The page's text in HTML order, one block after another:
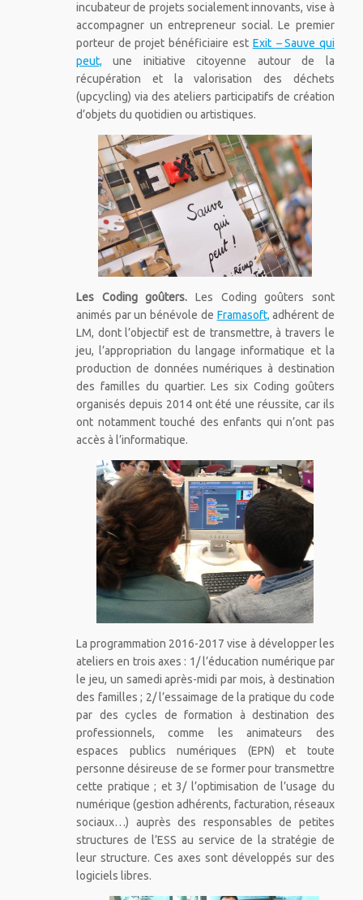
incubateur de projets socialement innovants, vise à
accompagner un entrepreneur social. Le premier
porteur de projet bénéficiaire est Exit –Sauve qui
peut, une initiative citoyenne autour de la
récupération et la valorisation des déchets
(upcycling) via des ateliers participatifs de création
d’objets du quotidien ou artistiques.
Les Coding goûters. Les Coding goûters sont
animés par un bénévole de Framasoft, adhérent de
LM, dont l’objectif est de transmettre, à travers le
jeu, l’appropriation du langage informatique et la
production de données numériques à destination
des familles du quartier. Les six Coding goûters
organisés depuis 2014 ont été une réussite, car ils
ont notamment touché des enfants qui n’ont pas
accès à l’informatique.
La programmation 2016-2017 vise à développer les
ateliers en trois axes : 1/ l’éducation numérique par
le jeu, un samedi après-midi par mois, à destination
des familles ; 2/ l’essaimage de la pratique du code
par des cycles de formation à destination des
professionnels, comme les animateurs des
espaces publics numériques (EPN) et toute
personne désireuse de se former pour transmettre
cette pratique ; et 3/ l’optimisation de l’usage du
numérique (gestion adhérents, facturation, réseaux
sociaux…) auprès des responsables de petites
structures de l’ESS au service de la stratégie de
leur structure. Ces axes sont développés sur des
logiciels libres.